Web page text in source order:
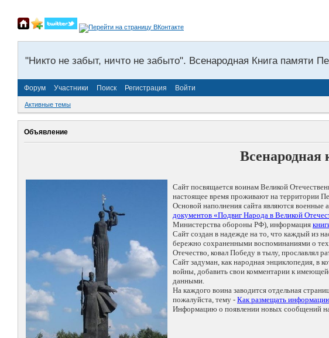
"Никто не забыт, ничто не забыто". Всенародная Книга памяти
Форум Участники Поиск Регистрация Войти
Активные темы
Объявление
Всенародная
Сайт посвящается воинам Великой
настоящее время проживают на территории
Основой наполнения сайта являются военные
документов «Подвиг Народа в Великой
Министерства обороны РФ), информация
Сайт создан в надежде на то, что каждый из
бережно сохраненными воспоминаниями о
Отечество, ковал Победу в тылу, прославлял
Сайт задуман, как народная энциклопедия,
войны, добавить свои комментарии к
данными.
На каждого воина заводится отдельная
пожалуйста, тему - Как размещать
Информацию о появлении новых сообщений